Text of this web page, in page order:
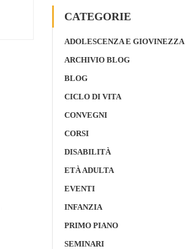
CATEGORIE
ADOLESCENZA E GIOVINEZZA
ARCHIVIO BLOG
BLOG
CICLO DI VITA
CONVEGNI
CORSI
DISABILITÀ
ETÀ ADULTA
EVENTI
INFANZIA
PRIMO PIANO
SEMINARI